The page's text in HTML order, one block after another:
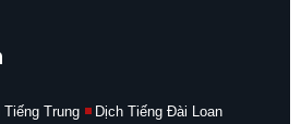
Tiếng Trung Dịch Tiếng Đài Loan